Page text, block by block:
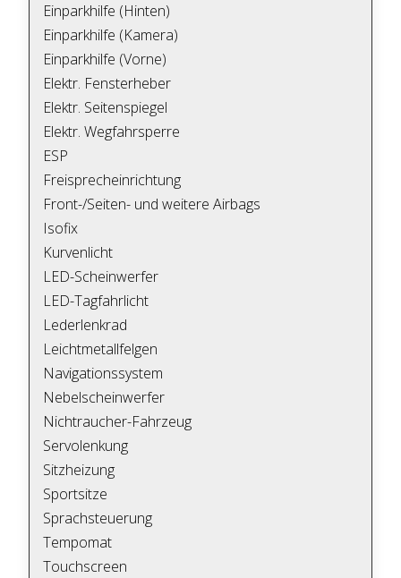
Einparkhilfe (Hinten)
Einparkhilfe (Kamera)
Einparkhilfe (Vorne)
Elektr. Fensterheber
Elektr. Seitenspiegel
Elektr. Wegfahrsperre
ESP
Freisprecheinrichtung
Front-/Seiten- und weitere Airbags
Isofix
Kurvenlicht
LED-Scheinwerfer
LED-Tagfahrlicht
Lederlenkrad
Leichtmetallfelgen
Navigationssystem
Nebelscheinwerfer
Nichtraucher-Fahrzeug
Servolenkung
Sitzheizung
Sportsitze
Sprachsteuerung
Tempomat
Touchscreen